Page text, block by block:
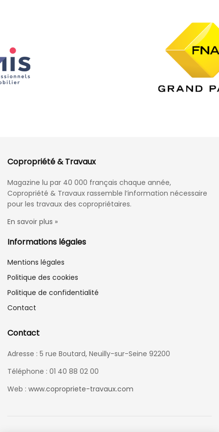
Copropriété & Travaux
Magazine lu par 40 000 français chaque année,
Copropriété & Travaux rassemble l’information nécessaire
pour les travaux des copropriétaires.
En savoir plus »
Informations légales
Mentions légales
Politique des cookies
Politique de confidentialité
Contact
Contact
Adresse : 5 rue Boutard, Neuilly-sur-Seine 92200
Téléphone : 01 40 88 02 00
Web : www.copropriete-travaux.com